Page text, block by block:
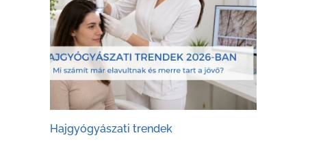
Hajgyógyászati trendek